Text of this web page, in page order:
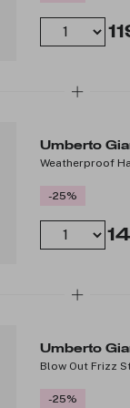
bidrar til å fjerne
og kan bygge seg
Umberto
Weatherproof
-25%
Umberto
Blow Out Frizz
-25%